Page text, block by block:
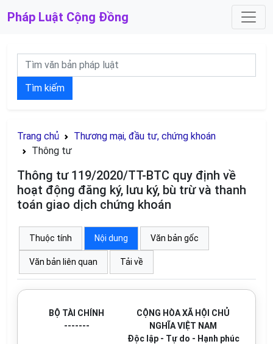
Pháp Luật Cộng Đồng
Tìm kiếm
Trang chủ
Thương mại, đầu tư, chứng khoán
Thông tư
Thông tư 119/2020/TT-BTC quy định về
hoạt động đăng ký, lưu ký, bù trừ và thanh
toán giao dịch chứng khoán
Thuộc tính Nội dung Văn bản gốc
Văn bản liên quan Tải về
BỘ TÀI CHÍNH
-------
CỘNG HÒA XÃ HỘI CHỦ
NGHĨA VIỆT NAM
Độc lập - Tự do - Hạnh phúc